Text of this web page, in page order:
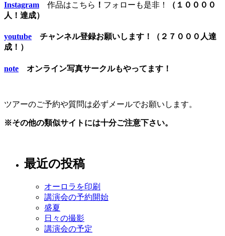
Instagram 作品はこちら ！ フォローも是非！
（１００００
人！達成）
youtube チャンネル登録お願いします！（２７０００人達
成！）
note オンライン写真サークルもやってます！
ツアーのご予約や質問は必ずメールでお願いします。
※その他の類似サイトには十分ご注意下さい。
最近の投稿
オーロラを印刷
講演会の予約開始
盛夏
日々の撮影
講演会の予定